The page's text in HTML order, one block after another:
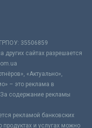
35506859
сайтах разрешается
«Актуально»,
– это реклама в
содержание рекламы
рекламой банковских
и услугах можно